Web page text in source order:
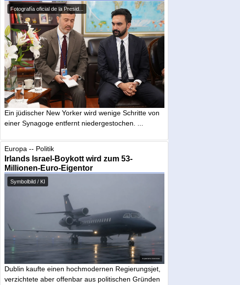
Fotografía oficial de la Presid...
Ein jüdischer New Yorker wird wenige Schritte von
einer Synagoge entfernt niedergestochen. ...
Europa -- Politik
Irlands Israel-Boykott wird zum 53-
Millionen-Euro-Eigentor
Symbolbild / KI
Dublin kaufte einen hochmodernen Regierungsjet,
verzichtete aber offenbar aus politischen Gründen